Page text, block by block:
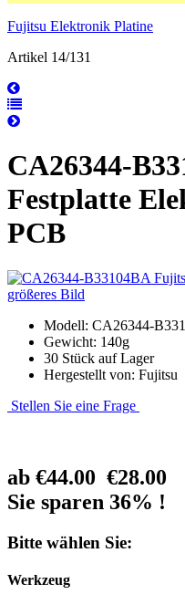
Fujitsu Elektronik Platine
Artikel 14/131
CA26344-
Festplatte
PCB
größeres Bild
Modell: CA26344-
Gewicht: 140g
30 Stück auf Lager
Hergestellt von: Fujitsu
Stellen Sie eine Frage
ab €44.00 €28.00
Sie sparen 36% !
Bitte wählen Sie:
Werkzeug